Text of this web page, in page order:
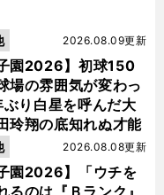
子園2026】初球150
場の雰囲気が変わっ
り白星を呼んだ大
玲翔の底知れぬ才能
2026.08.09更新
園2026】「ウチを
2026.08.08更新